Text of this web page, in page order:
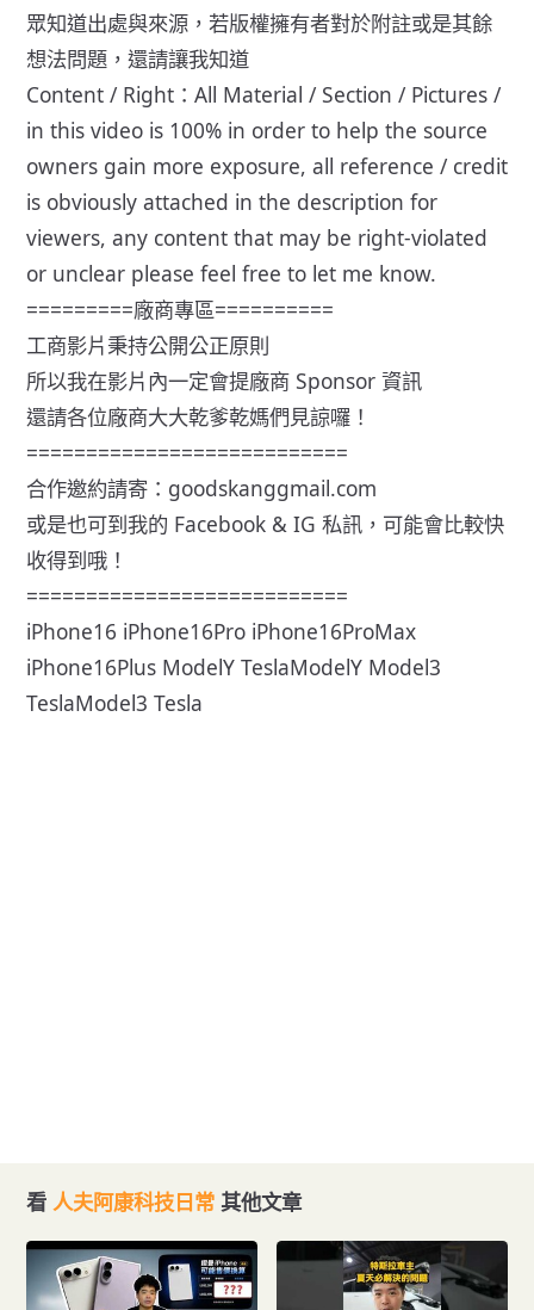
眾知道出處與來源，若版權擁有者對於附註或是其餘
想法問題，還請讓我知道
Content / Right：All Material / Section / Pictures /
in this video is 100% in order to help the source
owners gain more exposure, all reference / credit
is obviously attached in the description for
viewers, any content that may be right-violated
or unclear please feel free to let me know.
=========廠商專區==========
工商影片秉持公開公正原則
所以我在影片內一定會提廠商 Sponsor 資訊
還請各位廠商大大乾爹乾媽們見諒囉！
===========================
合作邀約請寄：goodskanggmail.com
或是也可到我的 Facebook & IG 私訊，可能會比較快
收得到哦！
===========================
iPhone16 iPhone16Pro iPhone16ProMax
iPhone16Plus ModelY TeslaModelY Model3
TeslaModel3 Tesla
看 人夫阿康科技日常 其他文章